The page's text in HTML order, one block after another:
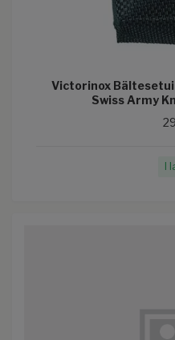
Victorinox
Swiss Army
I